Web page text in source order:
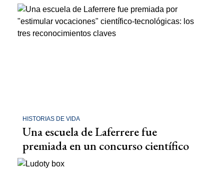
HISTORIAS DE VIDA
Una escuela de Laferrere fue
premiada en un concurso científico